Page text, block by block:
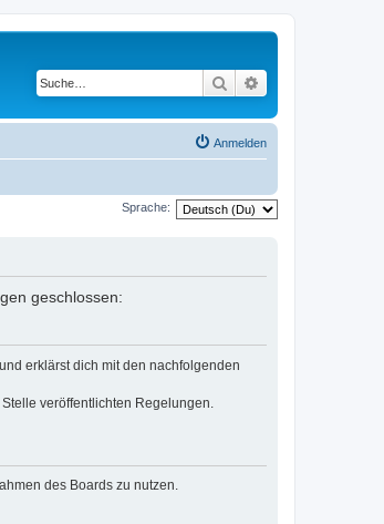
Suche
Anmelden
Sprache:
geschlossen:
erklärst dich mit den nachfolgenden
veröffentlichten Regelungen.
des Boards zu nutzen.